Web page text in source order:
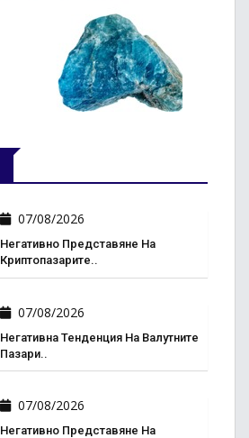
07/08/2026
Негативно Представяне На
Криптопазарите..
07/08/2026
Негативна Тенденция На Валутните
Пазари..
07/08/2026
Негативно Представяне На